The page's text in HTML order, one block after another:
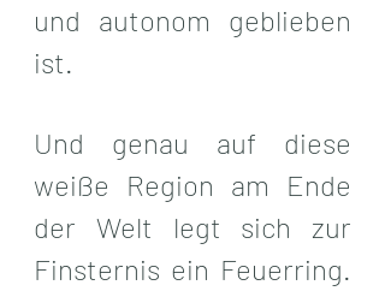
und autonom geblieben
ist.
Und genau auf diese
weiße Region am Ende
der Welt legt sich zur
Finsternis ein Feuerring.